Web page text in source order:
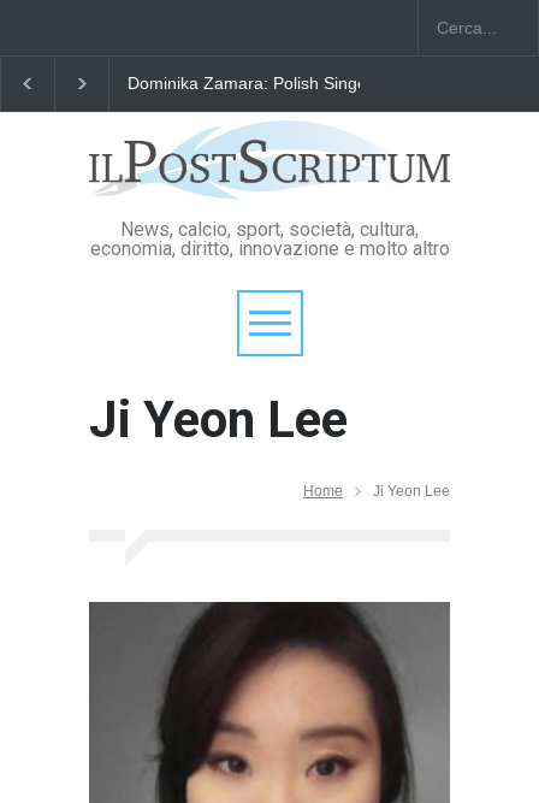
Dominika Zamara: Polish Singers' Alliance ofAmerica
News, calcio, sport, società, cultura,
economia, diritto, innovazione e molto altro
Ji Yeon Lee
Home Ji Yeon Lee